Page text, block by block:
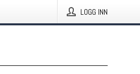
LOGG INN